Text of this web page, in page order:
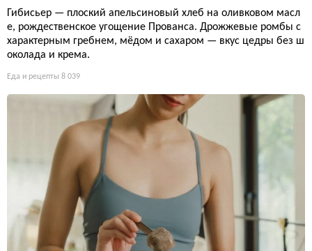
Гибисьер — плоский апельсиновый хлеб на оливковом масл
е, рождественское угощение Прованса. Дрожжевые ромбы с
характерным гребнем, мёдом и сахаром — вкус цедры без ш
околада и крема.
Еда и рецепты 8 039